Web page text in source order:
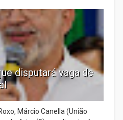
disputará vaga de
Márcio Canella (União